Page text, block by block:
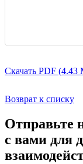
Скачать PDF
Возврат к списку
Отправьте
с вами для